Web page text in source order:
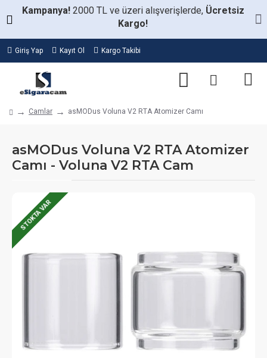
Kampanya! 2000 TL ve üzeri alışverişlerde, Ücretsiz
Kargo!
Giriş Yap Kayıt Ol Kargo Takibi
Camlar asMODus Voluna V2 RTA Atomizer Camı
asMODus Voluna V2 RTA Atomizer
Camı - Voluna V2 RTA Cam
STOKTA VAR